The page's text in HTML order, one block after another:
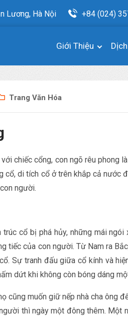
Lương, Hà Nội +84 (024)
Giới Thiệu
Trang Văn Hóa
chiếc cổng, con ngõ rêu phong
cổ, di tích cổ ở trên khắp cả nước
người.
cổ bị phá hủy, những mái ngói
tiếc của con người. Từ Nam ra
Sự tranh đấu giữa cổ kính và
dứt khi không còn bóng dáng
cũng muốn giữ nếp nhà cha ông
thì ngày một đông thêm. Một